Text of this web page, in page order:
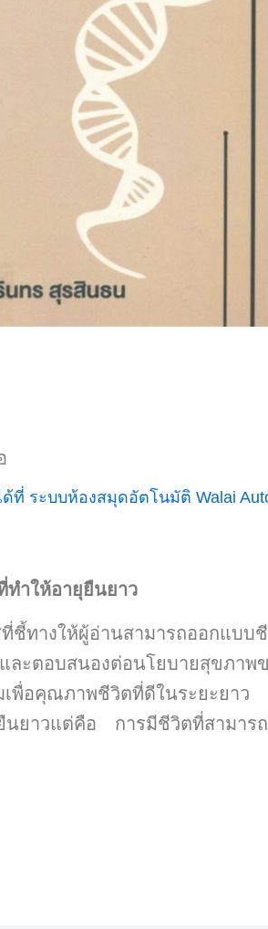
ระบบห้องสมุดอัตโนมัติ Walai
ำให้อายุยืนยาว
ชี้ทางให้ผู้อ่านสามารถออกแบบ
ตอบสนองต่อนโยบายสุขภาพ
เพื่อคุณภาพชีวิตที่ดีในระยะยาว
นยาวแต่คือ การมีชีวิตที่สามาร